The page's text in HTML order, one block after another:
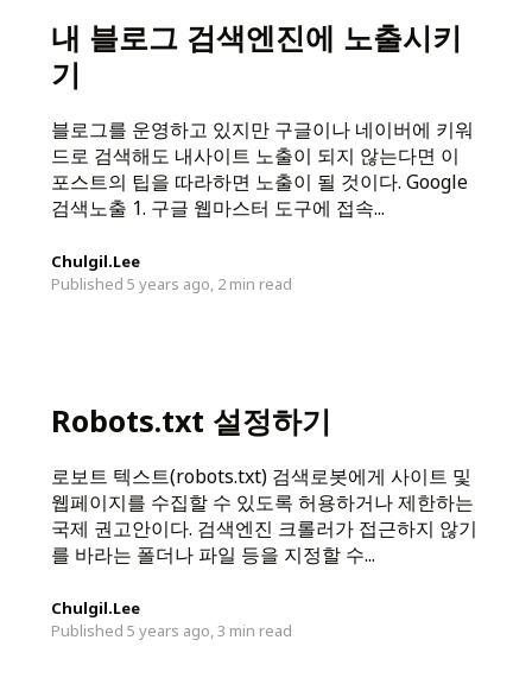
내 블로그 검색엔진에 노출시키
기
블로그를 운영하고 있지만 구글이나 네이버에 키워
드로 검색해도 내사이트 노출이 되지 않는다면 이
포스트의 팁을 따라하면 노출이 될 것이다. Google
검색노출 1. 구글 웹마스터 도구에 접속...
Chulgil.Lee
Published 5 years ago, 2 min read
Robots.txt 설정하기
로보트 텍스트(robots.txt) 검색로봇에게 사이트 및
웹페이지를 수집할 수 있도록 허용하거나 제한하는
국제 권고안이다. 검색엔진 크롤러가 접근하지 않기
를 바라는 폴더나 파일 등을 지정할 수...
Chulgil.Lee
Published 5 years ago,3 min read